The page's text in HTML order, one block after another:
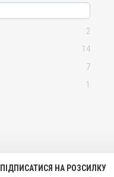
2
14
7
1
ПІДПИСАТИСЯ НА РОЗСИЛКУ